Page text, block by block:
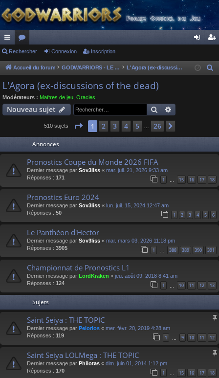
ac
co
ur
ci
or
u
s
ne cri
Rechercher Connexion Inscription
Accueil du forum GODWARRIORS - LE JEU L'Agora (ex-discussions of the dead)
e
L'Agora (ex-discussions of the dead)
Modérateurs : Maîtres de jeu Oracles
Nouveau sujet Rechercher
510 sujets Page 1sur 26
1 2 3 4 5 26
Annonces
Pronostics Coupe du Monde 2026 FIFA
Dernier message par Sov3liss « mar. juil. 21, 2026 9:33 am
Réponses : 171 1 15 16 17 18
Pronostics Euro 2024
Dernier message par Sov3liss « lun. juil. 15, 2024 12:47 am
Réponses : 50 1 2 3 4 5 6
Le Panthéon d'Hector
Dernier message par Sov3liss « mar. mars 03, 2026 11:18 pm
Réponses : 3905 1 388 389 390 391
Championnat de Pronostics L1
Dernier message par LordKraken « jeu. août 09, 2018 8:41 am
Réponses : 124 1 10 11 12 13
Sujets
Saint Seiya : THE TOPIC
Dernier message par Pelorios « mer. févr. 20, 2019 4:28 am
Réponses : 119 1 … 9 10 11 12
Saint Seiya LOLMega : THE TOPIC
Dernier message par Philotas « dim. juin 01, 2014 1:12 pm
Réponses : 170 1 … 15 16 17 18